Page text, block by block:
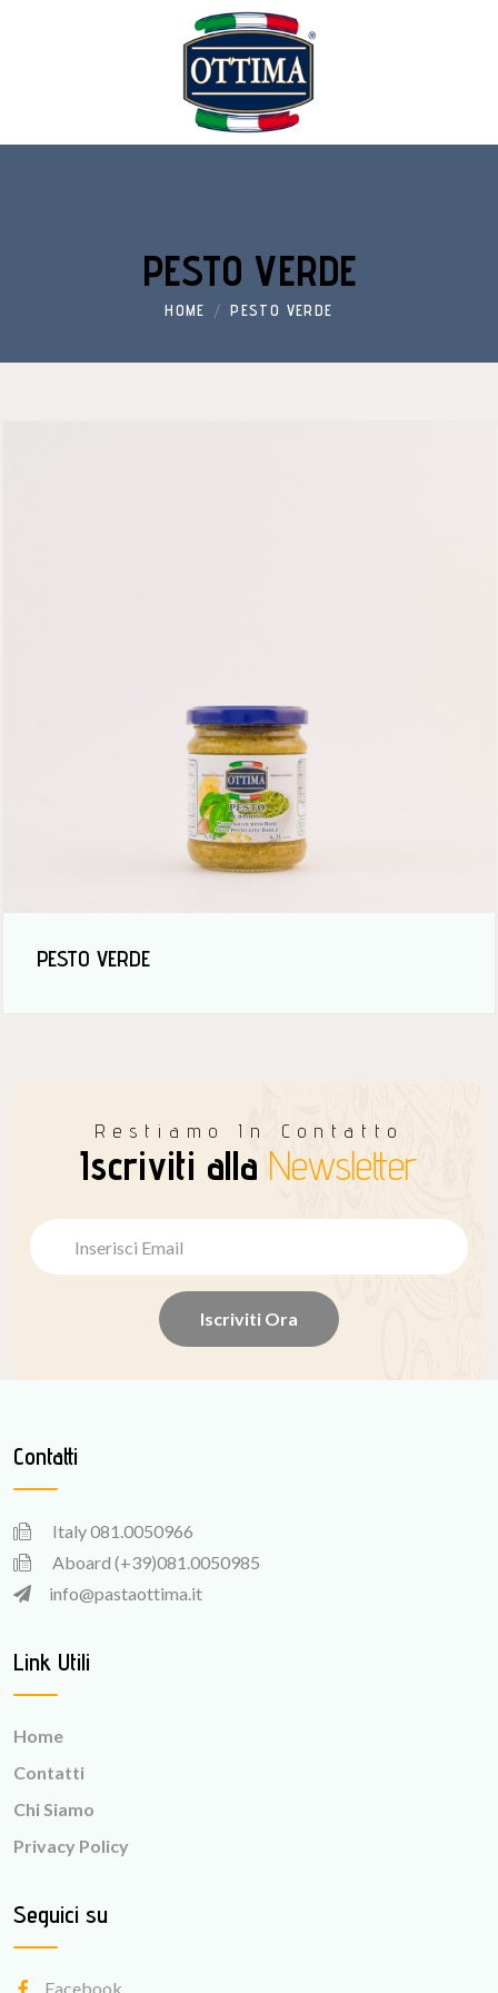
PESTO VERDE
HOME PESTO VERDE
PESTO VERDE
Restiamo In Contatto
Iscriviti alla Newsletter
Iscriviti Ora
Contatti
Italy081.0050966
Aboard (+39)081.0050985
info@pastaottima.it
Link Utili
Home
Contatti
Chi Siamo
Privacy Policy
Seguici su
Facebook